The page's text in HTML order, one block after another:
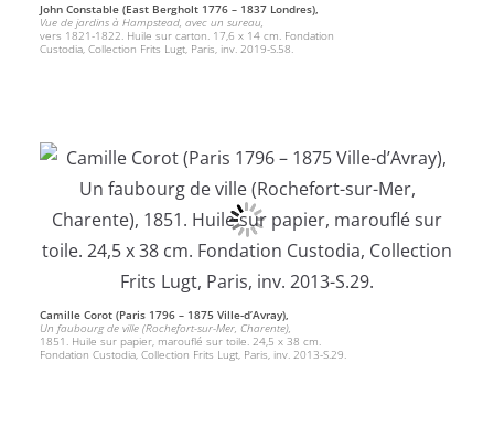
John Constable (East Bergholt 1776 – 1837 Londres),
Vue de jardins à Hampstead, avec un sureau,
vers 1821-1822. Huile sur carton. 17,6 x 14 cm. Fondation
Custodia, Collection Frits Lugt, Paris, inv. 2019-S.58.
Camille Corot (Paris 1796 – 1875 Ville-d’Avray),
Un faubourg de ville (Rochefort-sur-Mer, Charente),
1851. Huile sur papier, marouflé sur toile. 24,5 x 38 cm.
Fondation Custodia, Collection Frits Lugt, Paris, inv. 2013-S.29.